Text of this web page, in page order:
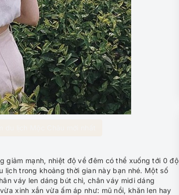
giảm mạnh, nhiệt độ về đêm có thể xuống tới 0 độ
lịch trong khoảng thời gian này bạn nhé. Một số
váy len dáng bút chì, chân váy midi dáng
xinh xắn vừa ấm áp như: mũ nồi, khăn len hay